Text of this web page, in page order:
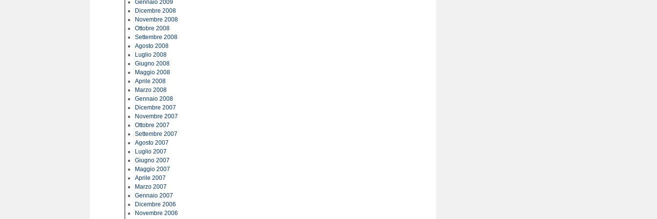
Gennaio 2009
Dicembre 2008
Novembre 2008
Ottobre 2008
Settembre 2008
Agosto 2008
Luglio 2008
Giugno 2008
Maggio 2008
Aprile 2008
Marzo 2008
Gennaio 2008
Dicembre 2007
Novembre 2007
Ottobre 2007
Settembre 2007
Agosto 2007
Luglio 2007
Giugno 2007
Maggio 2007
Aprile 2007
Marzo 2007
Gennaio 2007
Dicembre 2006
Novembre 2006